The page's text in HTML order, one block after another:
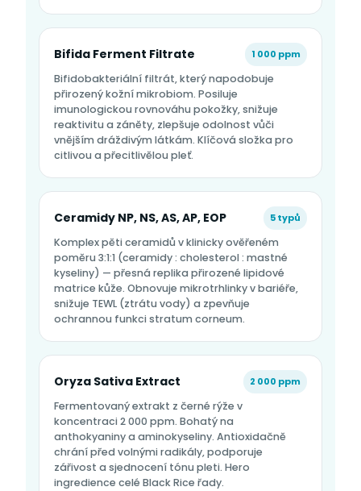
Bifida Ferment Filtrate 1 000 ppm
Bifidobakteriální filtrát, který napodobuje
přirozený kožní mikrobiom. Posiluje
imunologickou rovnováhu pokožky, snižuje
reaktivitu a záněty, zlepšuje odolnost vůči
vnějším dráždivým látkám. Klíčová složka pro
citlivou a přecitlivělou pleť.
Ceramidy NP, NS, AS, AP, EOP 5 typů
Komplex pěti ceramidů v klinicky ověřeném
poměru 3:1:1 (ceramidy : cholesterol : mastné
kyseliny) — přesná replika přirozené lipidové
matrice kůže. Obnovuje mikrotrhlinky v bariéře,
snižuje TEWL (ztrátu vody) a zpevňuje
ochrannou funkci stratum corneum.
Oryza Sativa Extract 2 000 ppm
Fermentovaný extrakt z černé rýže v
koncentraci 2 000 ppm. Bohatý na
anthokyaniny a aminokyseliny. Antioxidačně
chrání před volnými radikály, podporuje
zářivost a sjednocení tónu pleti. Hero
ingredience celé Black Rice řady.